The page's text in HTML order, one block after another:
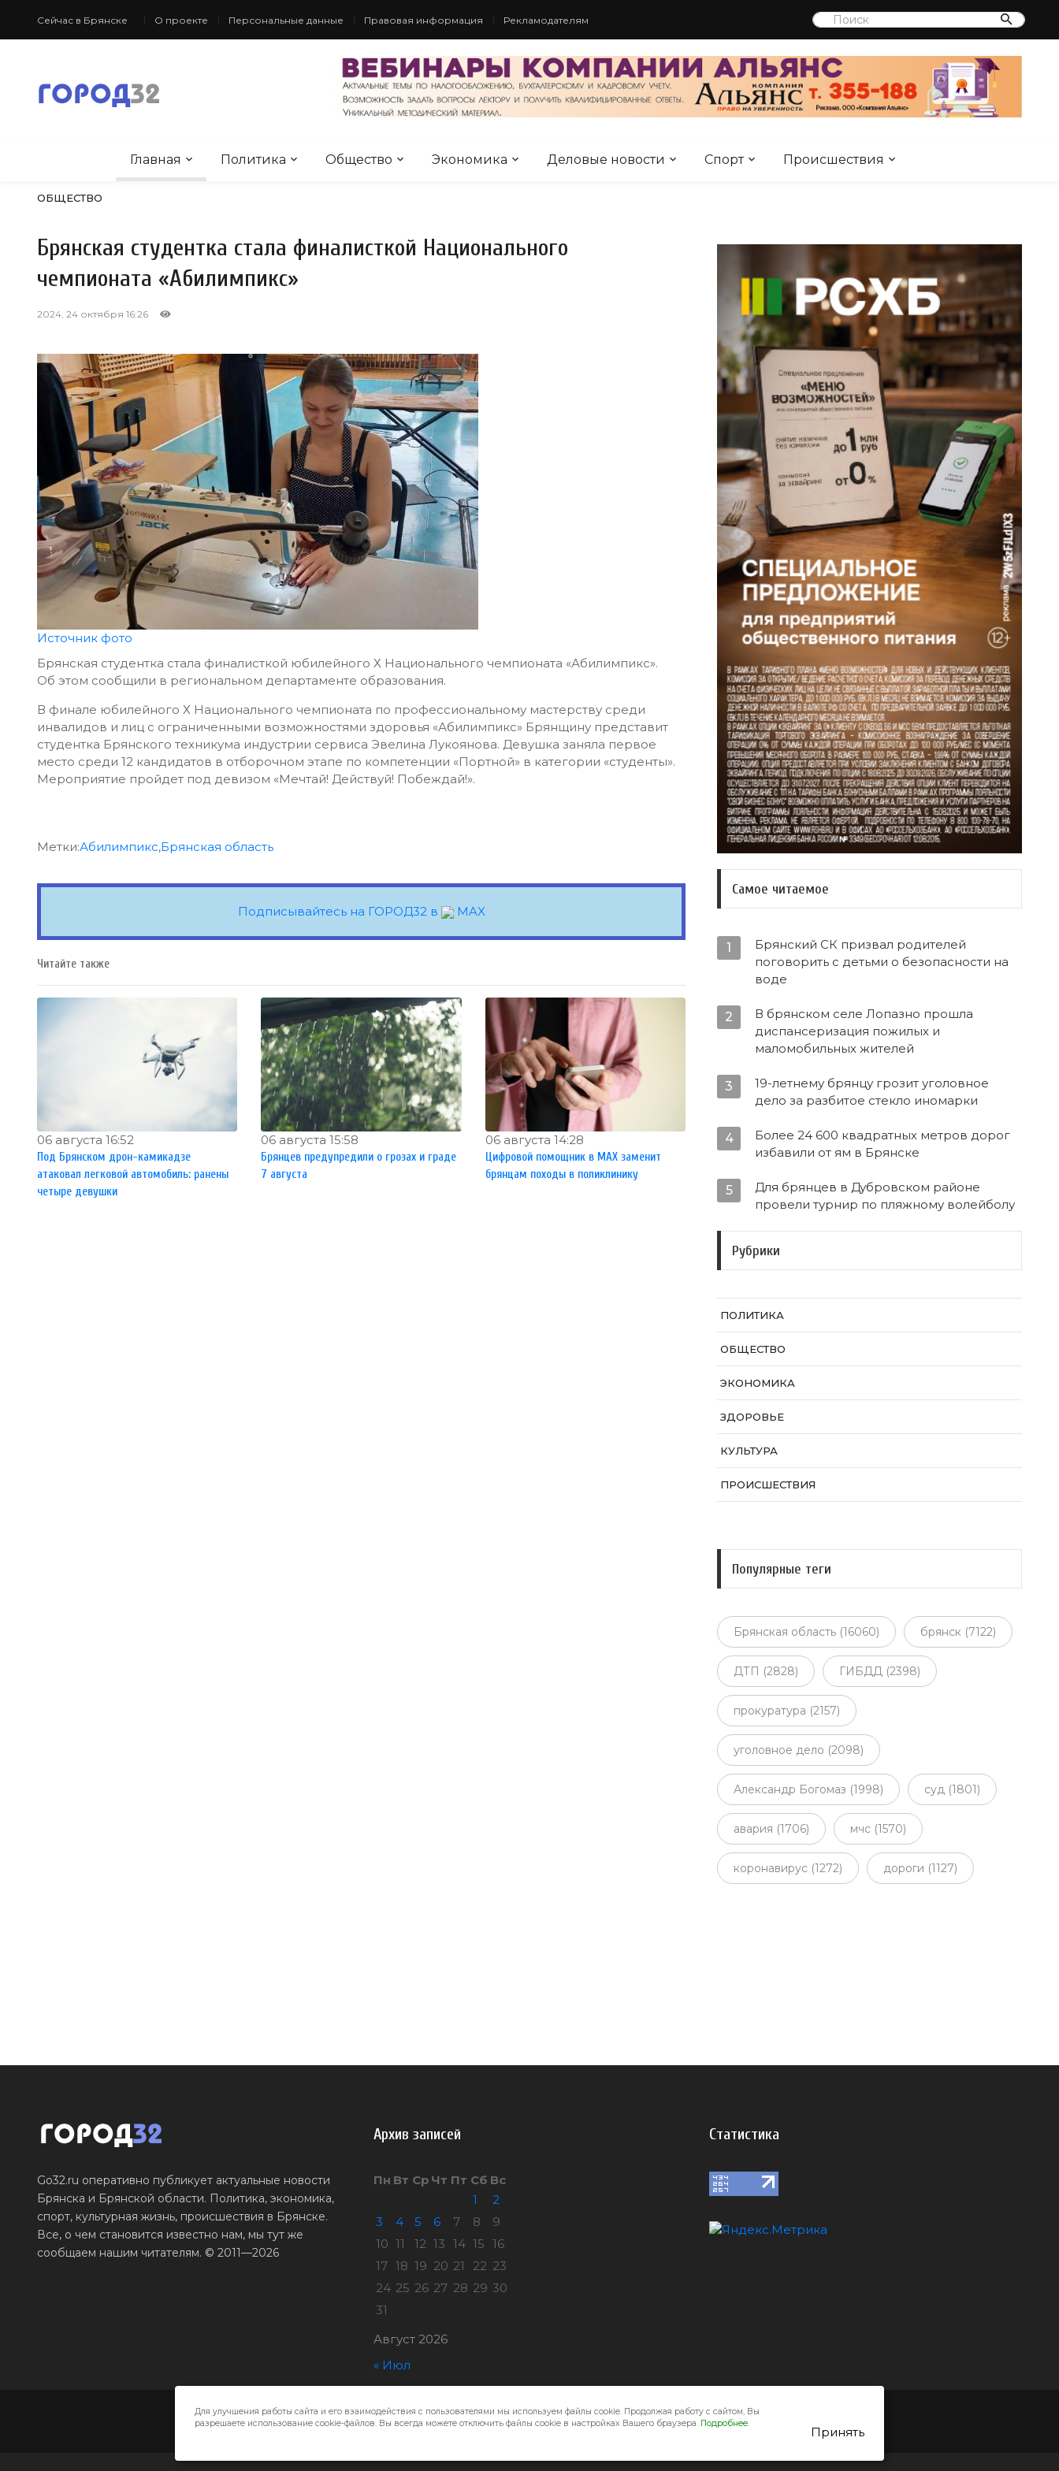
Сейчас в Брянске О проекте Персональные данные Правовая информация Рекламодателям
Главная Политика Общество Экономика Деловые новости Спорт Происшествия
ОБЩЕСТВО
Брянская студентка стала финалисткой Национального
чемпионата «Абилимпикс»
2024, 24 октября 16:26
Источник фото
Брянская студентка стала финалисткой юбилейного Х Национального чемпионата «Абилимпикс».
Об этом сообщили в региональном департаменте образования.
В финале юбилейного Х Национального чемпионата по профессиональному мастерству среди
инвалидов и лиц с ограниченными возможностями здоровья «Абилимпикс» Брянщину представит
студентка Брянского техникума индустрии сервиса Эвелина Лукоянова. Девушка заняла первое
место среди 12 кандидатов в отборочном этапе по компетенции «Портной» в категории «студенты».
Мероприятие пройдет под девизом «Мечтай! Действуй! Побеждай!».
Метки:Абилимпикс,Брянская область
Подписывайтесь на ГОРОД32 в MAX
Читайте также
06 августа 16:52
Под Брянском дрон-камикадзе
атаковал легковой автомобиль: ранены
четыре девушки
06 августа 15:58
Брянцев предупредили о грозах и граде
7 августа
06 августа 14:28
Цифровой помощник в MAX заменит
брянцам походы в поликлинику
Самое читаемое
1
Брянский СК призвал родителей
поговорить с детьми о безопасности на
воде
2
В брянском селе Лопазно прошла
диспансеризация пожилых и
маломобильных жителей
3
19-летнему брянцу грозит уголовное
дело за разбитое стекло иномарки
4
Более 24 600 квадратных метров дорог
избавили от ям в Брянске
5
Для брянцев в Дубровском районе
провели турнир по пляжному волейболу
Рубрики
ПОЛИТИКА
ОБЩЕСТВО
ЭКОНОМИКА
ЗДОРОВЬЕ
КУЛЬТУРА
ПРОИСШЕСТВИЯ
Популярные теги
Брянская область (16060) брянск (7122)
ДТП (2828) ГИБДД (2398)
прокуратура (2157)
уголовное дело (2098)
Александр Богомаз (1998) суд (1801)
авария (1706) мчс (1570)
коронавирус (1272) дороги (1127)
Go32.ru оперативно публикует актуальные новости
Брянска и Брянской области. Политика, экономика,
спорт, культурная жизнь, происшествия в Брянске.
Все, о чем становится известно нам, мы тут же
сообщаем нашим читателям. © 2011—2026
Архив записей
Август 2026
Пн Вт Ср Чт Пт Сб Вс
1
2
3
4 5 6 7 8
9
10 11 12 13 14 15 16
17 18 19 20 21 22 23
24 25 26 27 28 29 30
31
« Июл
Статистика
Город32 © 2026
Для улучшения работы сайта и его взаимодействия с пользователями мы используем файлы cookie. Продолжая работу с сайтом, Вы
разрешаете использование cookie-файлов. Вы всегда можете отключить файлы cookie в настройках Вашего браузера. Подробнее.
Принять